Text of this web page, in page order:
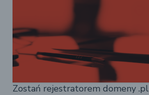
Zostań rejestratorem domeny .pl